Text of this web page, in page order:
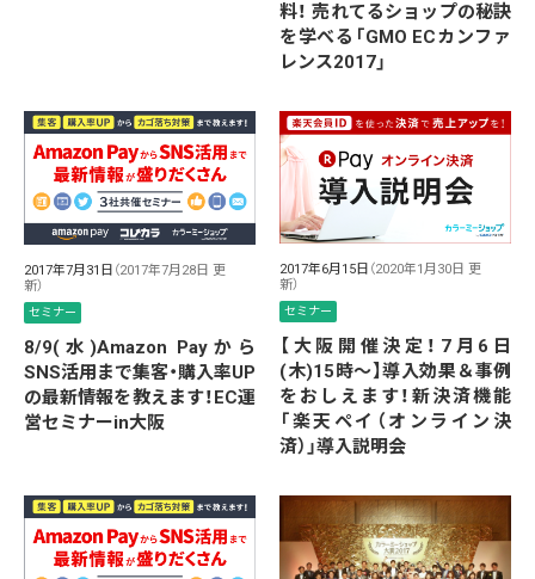
料！ 売れてるショップの秘訣
を学べる「GMO ECカンファ
レンス2017」
2017年7月31日 （2017年7月28日 更
新）
セミナー
8/9(水)Amazon Payから
SNS活用まで集客・購入率UP
の最新情報を教えます！EC運
営セミナーin大阪
2017年6月15日 （2020年1月30日 更
新）
セミナー
【大阪開催決定！7月6日
(木)15時〜】導入効果＆事例
をおしえます！新決済機能
「楽天ペイ（オンライン決
済）」導入説明会